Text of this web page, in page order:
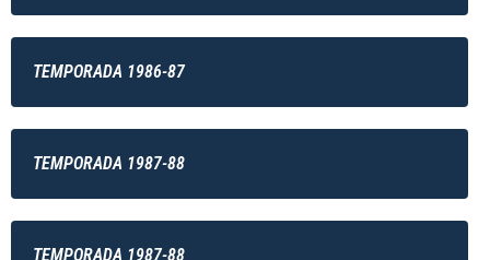
TEMPORADA 1986-87
TEMPORADA 1987-88
TEMPORADA 1987-88